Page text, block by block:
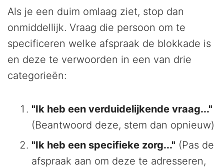
Als je een duim omlaag ziet, stop dan
onmiddellijk. Vraag die persoon om te
specificeren welke afspraak de blokkade is
en deze te verwoorden in een van drie
categorieën:
"Ik heb een verduidelijkende vraag..."
(Beantwoord deze, stem dan opnieuw)
"Ik heb een specifieke zorg..." (Pas de
afspraak aan om deze te adresseren,